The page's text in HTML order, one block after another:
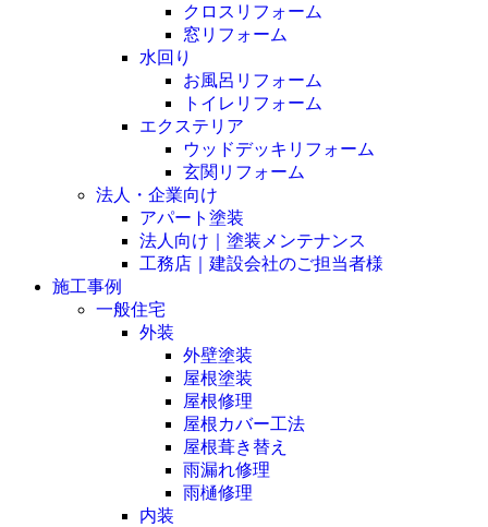
クロスリフォーム
窓リフォーム
水回り
お風呂リフォーム
トイレリフォーム
エクステリア
ウッドデッキリフォーム
玄関リフォーム
法人・企業向け
アパート塗装
法人向け｜塗装メンテナンス
工務店｜建設会社のご担当者様
施工事例
一般住宅
外装
外壁塗装
屋根塗装
屋根修理
屋根カバー工法
屋根葺き替え
雨漏れ修理
雨樋修理
内装